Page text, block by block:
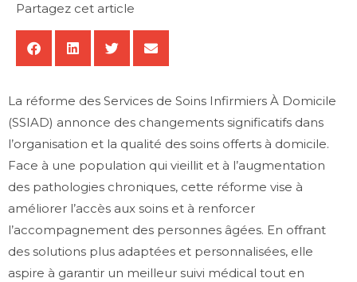
Partagez cet article
La réforme des Services de Soins Infirmiers À Domicile
(SSIAD) annonce des changements significatifs dans
l’organisation et la qualité des soins offerts à domicile.
Face à une population qui vieillit et à l’augmentation
des pathologies chroniques, cette réforme vise à
améliorer l’accès aux soins et à renforcer
l’accompagnement des personnes âgées. En offrant
des solutions plus adaptées et personnalisées, elle
aspire à garantir un meilleur suivi médical tout en